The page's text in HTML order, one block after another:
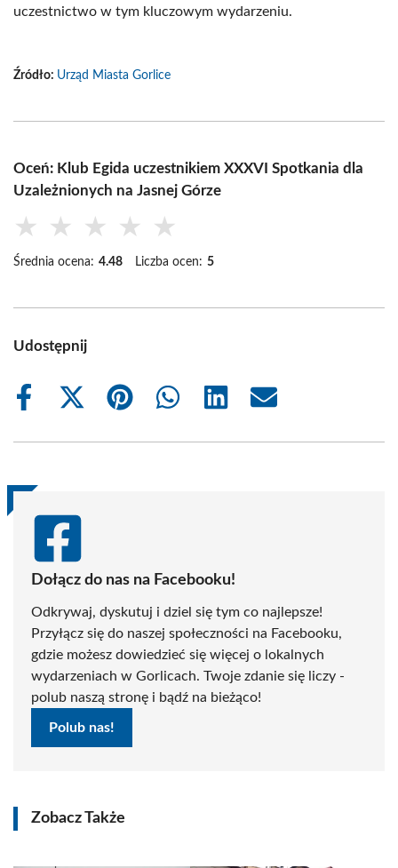
uczestnictwo w tym kluczowym wydarzeniu.
Źródło: Urząd Miasta Gorlice
Oceń: Klub Egida uczestnikiem XXXVI Spotkania dla
Uzależnionych na Jasnej Górze
★ ★ ★ ★ ★
Średnia ocena: 4.48 Liczba ocen: 5
Udostępnij
Share
Share
(Twitter)
Share
Share
Share
Share
Dołącz do nas na Facebooku!
Odkrywaj, dyskutuj i dziel się tym co najlepsze!
Przyłącz się do naszej społeczności na Facebooku,
gdzie możesz dowiedzieć się więcej o lokalnych
wydarzeniach w Gorlicach. Twoje zdanie się liczy -
polub naszą stronę i bądź na bieżąco!
Polub nas!
Zobacz Także